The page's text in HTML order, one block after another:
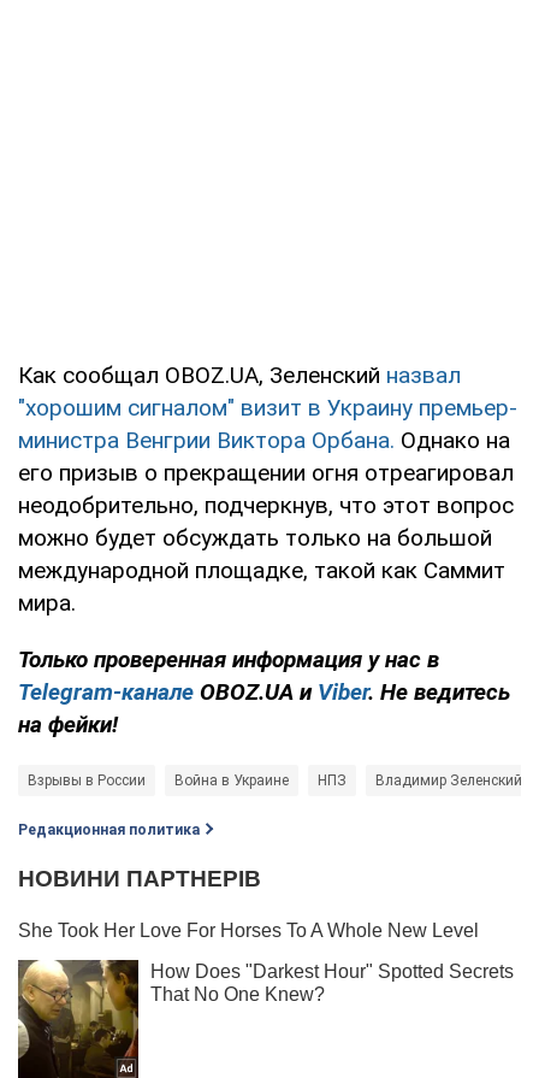
Как сообщал OBOZ.UA, Зеленский назвал
"хорошим сигналом" визит в Украину премьер-
министра Венгрии Виктора Орбана. Однако на
его призыв о прекращении огня отреагировал
неодобрительно, подчеркнув, что этот вопрос
можно будет обсуждать только на большой
международной площадке, такой как Саммит
мира.
Только проверенная информация у нас в
Telegram-канале OBOZ.UA и Viber. Не ведитесь
на фейки!
Взрывы в России Война в Украине НПЗ Владимир Зеленский
Редакционная политика